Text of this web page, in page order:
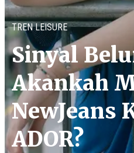
TREN LEISURE
Sinyal
Akankah
NewJeans
ADOR?